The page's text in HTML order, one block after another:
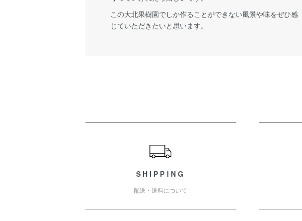
この大北果樹園でしか作ることができない風景や味をぜひ感
じていただきたいと思います。
SHIPPING
配送・送料について